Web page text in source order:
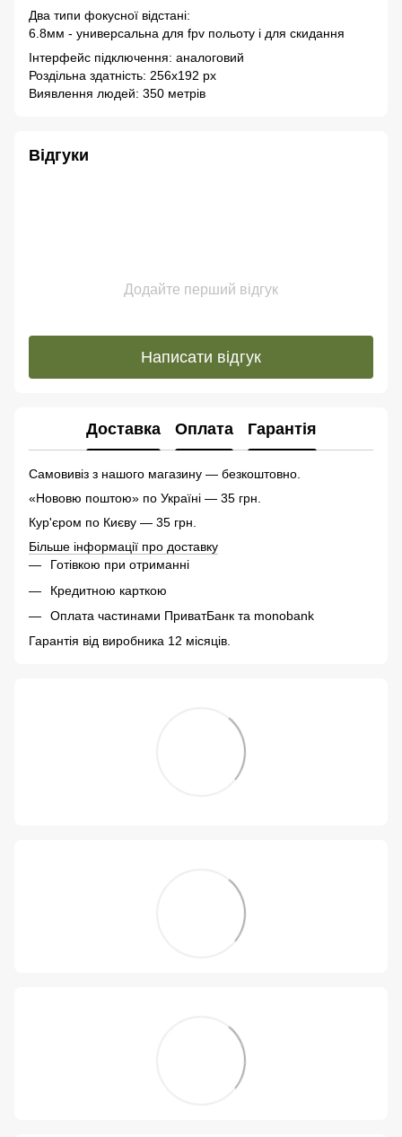
Два типи фокусної відстані:
6.8мм - универсальна для fpv польоту і для скидання
Інтерфейс підключення: аналоговий
Роздільна здатність: 256x192 px
Виявлення людей: 350 метрів
Відгуки
Додайте перший відгук
Написати відгук
Доставка Оплата Гарантія
Самовивіз з нашого магазину — безкоштовно.
«Нововю поштою» по Україні — 35 грн.
Кур'єром по Києву — 35 грн.
Більше інформації про доставку
Готівкою при отриманні
Кредитною карткою
Оплата частинами ПриватБанк та monobank
Гарантія від виробника 12 місяців.